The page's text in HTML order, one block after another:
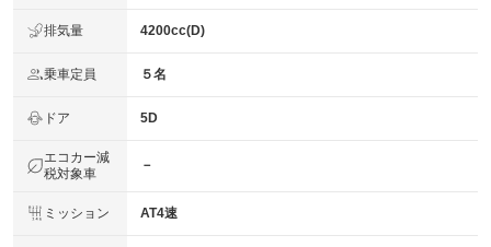
排気量 4200cc(D)
乗車定員 ５名
ドア 5D
エコカー減
税対象車
－
ミッション AT4速